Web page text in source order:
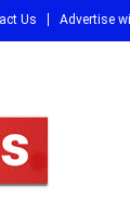
Us Advertise